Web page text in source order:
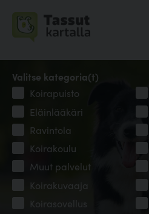
Valitse kategoria(t)
Koirapuisto
Eläinlääkäri
Ravintola
Koirakoulu
Muut palvelut
Koirakuvaaja
Koirasovellus